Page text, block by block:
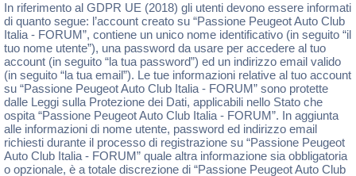
In riferimento al GDPR UE (2018) gli utenti devono essere informati
di quanto segue: l’account creato su “Passione Peugeot Auto Club
Italia - FORUM”, contiene un unico nome identificativo (in seguito “il
tuo nome utente”), una password da usare per accedere al tuo
account (in seguito “la tua password”) ed un indirizzo email valido
(in seguito “la tua email”). Le tue informazioni relative al tuo account
su “Passione Peugeot Auto Club Italia - FORUM” sono protette
dalle Leggi sulla Protezione dei Dati, applicabili nello Stato che
ospita “Passione Peugeot Auto Club Italia - FORUM”. In aggiunta
alle informazioni di nome utente, password ed indirizzo email
richiesti durante il processo di registrazione su “Passione Peugeot
Auto Club Italia - FORUM” quale altra informazione sia obbligatoria
o opzionale, è a totale discrezione di “Passione Peugeot Auto Club